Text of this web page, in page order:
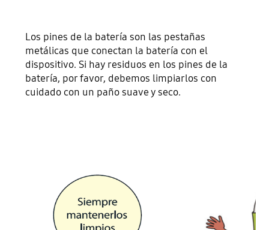
Los pines de la batería son las pestañas
metálicas que conectan la batería con el
dispositivo. Si hay residuos en los pines de la
batería, por favor, debemos limpiarlos con
cuidado con un paño suave y seco.